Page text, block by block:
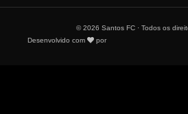
© 2026 Santos FC · Todos os
Desenvolvido com
por